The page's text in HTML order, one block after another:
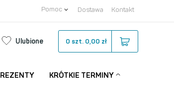
Pomoc Dostawa Kontakt
Ulubione 0 szt. 0,00 zł
KRÓTKIE TERMINY